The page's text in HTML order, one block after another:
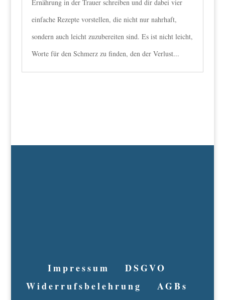
Ernährung in der Trauer schreiben und dir dabei vier
einfache Rezepte vorstellen, die nicht nur nahrhaft,
sondern auch leicht zuzubereiten sind. Es ist nicht leicht,
Worte für den Schmerz zu finden, den der Verlust...
Impressum
DSGVO
Widerrufsbelehrung
AGBs